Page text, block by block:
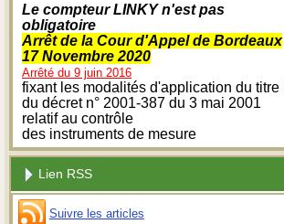
Le compteur LINKY n'est pas
obligatoire
Arrêt de la Cour d'Appel de Bordeaux
17 Novembre 2020
Arrêté du 9 juin 2016
fixant les modalités d'application du titre II
du décret n° 2001-387 du 3 mai 2001
relatif au contrôle
des instruments de mesure
Lien RSS
Suivre les articles